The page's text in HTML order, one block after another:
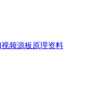
视频源板原理资料